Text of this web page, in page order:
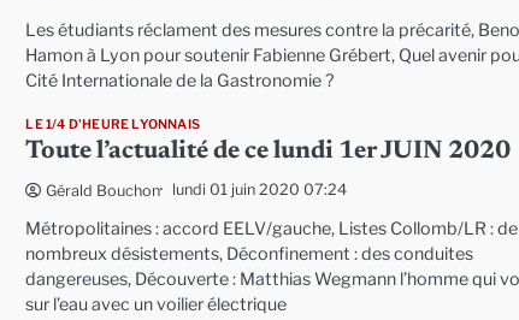
Les étudiants réclament des mesures contre la précarité,
Hamon à Lyon pour soutenir Fabienne Grébert, Quel avenir
Cité Internationale de la Gastronomie ?
LE 1/4 D'HEURE LYONNAIS
Toute l’actualité de ce lundi 1er JUIN 2020
Gérald Bouchon lundi 01 juin 2020 07:24
Métropolitaines : accord EELV/gauche, Listes Collomb/LR : de
nombreux désistements, Déconfinement : des conduites
dangereuses, Découverte : Matthias Wegmann l’homme qui
sur l’eau avec un voilier électrique